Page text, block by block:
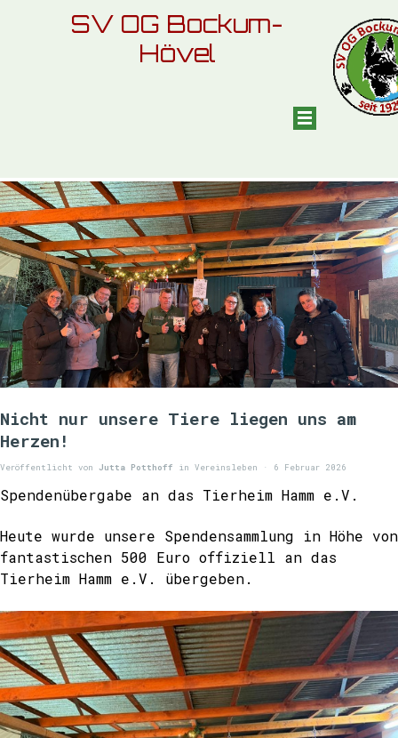
SV OG Bockum-
Hövel
Nicht nur unsere Tiere liegen uns am
Herzen!
Veröffentlicht von Jutta Potthoff in Vereinsleben · 6 Februar 2026
Spendenübergabe an das Tierheim Hamm e.V.
Heute wurde unsere Spendensammlung in Höhe von
fantastischen 500 Euro offiziell an das
Tierheim Hamm e.V. übergeben.